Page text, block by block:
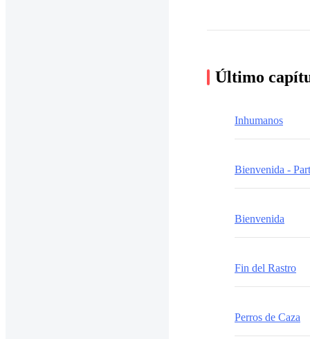
Último
Inhumanos
Bienvenida -
Bienvenida
Fin del Rastro
Perros de Caza